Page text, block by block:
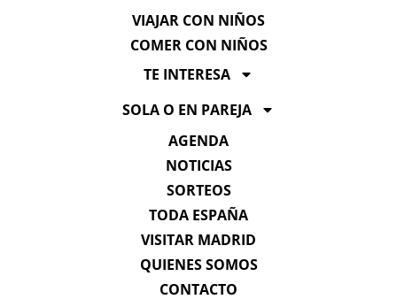
VIAJAR CON NIÑOS
COMER CON NIÑOS
TE INTERESA
SOLA O EN PAREJA
AGENDA
NOTICIAS
SORTEOS
TODA ESPAÑA
VISITAR MADRID
QUIENES SOMOS
CONTACTO